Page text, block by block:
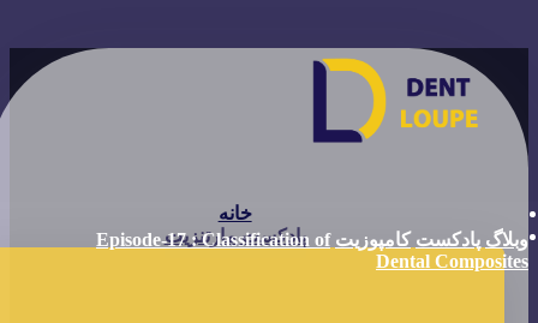
خانه
پادکست مارتنزیت
وبلاگ پادکست کامپوزیت Episode-17 : Classification of
Dental Composites